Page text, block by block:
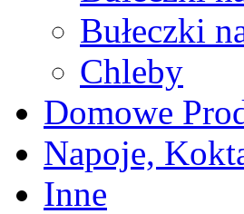
Bułeczki
Chleby
Domowe
Napoje,
Inne